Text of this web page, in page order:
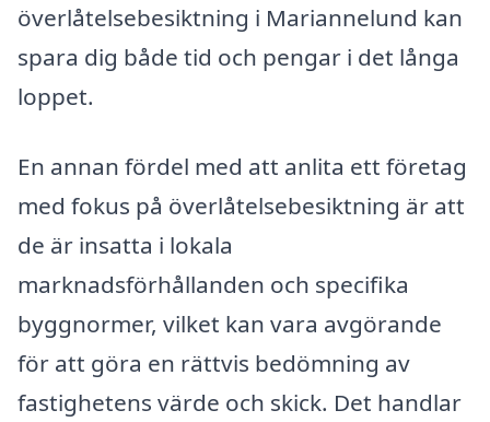
överlåtelsebesiktning i Mariannelund kan
spara dig både tid och pengar i det långa
loppet.
En annan fördel med att anlita ett företag
med fokus på överlåtelsebesiktning är att
de är insatta i lokala
marknadsförhållanden och specifika
byggnormer, vilket kan vara avgörande
för att göra en rättvis bedömning av
fastighetens värde och skick. Det handlar